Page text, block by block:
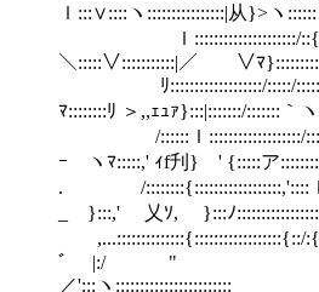
ｌ:::∨::::ヽ::::::::::::::::|从}>ヽ
ｌ:::::::::::::::::::::/::{::/
＼:::::∨:::::::::::|／ ∨ﾏ}:::::::::
ﾘ:::::::::::::::::::/:::::/
ﾏ::::::::ﾘ ＞,,ｪｭｧ}:::|:::::::/:::::::｀
/::::::ｌ:::::::::::::::::::/
ｰ ヽﾏ:::::,' ｨf刋} ' {:::::ア
. /::::::::{::::::::::::::::::,'::::ｌ
_ }:::,' 乂ｿ, }:::ﾉ
,...::::::::::::::{::::::::::::::::::{::/
ﾞ |:/ "
／':::ヽ